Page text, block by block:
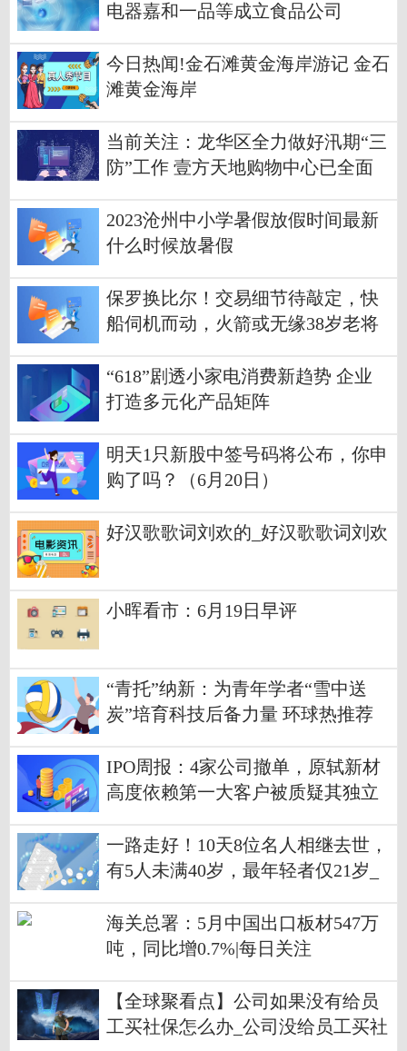
电器嘉和一品等成立食品公司
今日热闻!金石滩黄金海岸游记 金石
滩黄金海岸
当前关注：龙华区全力做好汛期“三
防”工作 壹方天地购物中心已全面
2023沧州中小学暑假放假时间最新
什么时候放暑假
保罗换比尔！交易细节待敲定，快
船伺机而动，火箭或无缘38岁老将
“618”剧透小家电消费新趋势 企业
打造多元化产品矩阵
明天1只新股中签号码将公布，你申
购了吗？（6月20日）
好汉歌歌词刘欢的_好汉歌歌词刘欢
小晖看市：6月19日早评
“青托”纳新：为青年学者“雪中送
炭”培育科技后备力量 环球热推荐
IPO周报：4家公司撤单，原轼新材
高度依赖第一大客户被质疑其独立
一路走好！10天8位名人相继去世，
有5人未满40岁，最年轻者仅21岁_
海关总署：5月中国出口板材547万
吨，同比增0.7%|每日关注
【全球聚看点】公司如果没有给员
工买社保怎么办_公司没给员工买社